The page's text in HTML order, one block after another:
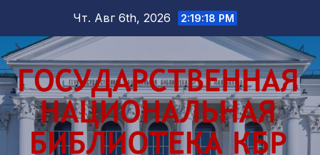
содержимому
Чт. Авг 6th, 2026 2:19:20 PM